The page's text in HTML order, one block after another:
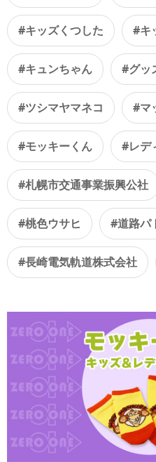
#キッズくつした #キ
#キュンちゃん #グッ
#ツシマヤマネコ #マ
#モッキーくん #レデ
#札幌市交通事業振興公社
#桃色ウサヒ #道路パ
#長崎電気軌道株式会社